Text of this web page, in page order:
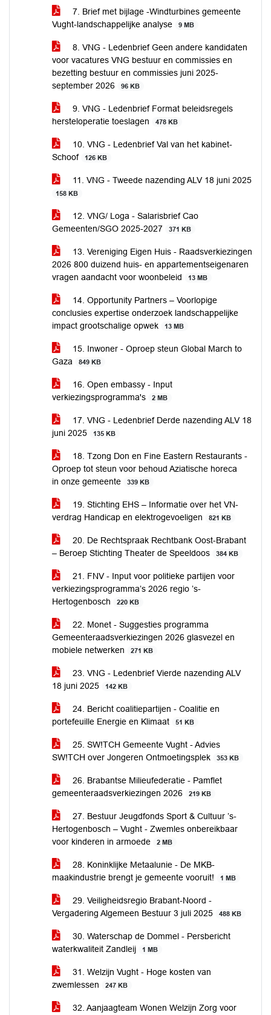
7. Brief met bijlage -Windturbines gemeente
Vught-landschappelijke analyse
9 MB
8. VNG - Ledenbrief Geen andere kandidaten
voor vacatures VNG bestuur en commissies en
bezetting bestuur en commissies juni 2025-
september 2026
96 KB
9. VNG - Ledenbrief Format beleidsregels
hersteloperatie toeslagen
478 KB
10. VNG - Ledenbrief Val van het kabinet-
Schoof
126 KB
11. VNG - Tweede nazending ALV 18 juni 2025
158 KB
12. VNG/ Loga - Salarisbrief Cao
Gemeenten/SGO 2025-2027
371 KB
13. Vereniging Eigen Huis - Raadsverkiezingen
2026 800 duizend huis- en appartementseigenaren
vragen aandacht voor woonbeleid
13 MB
14. Opportunity Partners – Voorlopige
conclusies expertise onderzoek landschappelijke
impact grootschalige opwek
13 MB
15. Inwoner - Oproep steun Global March to
Gaza
849 KB
16. Open embassy - Input
verkiezingsprogramma's
2 MB
17. VNG - Ledenbrief Derde nazending ALV 18
juni 2025
135 KB
18. Tzong Don en Fine Eastern Restaurants -
Oproep tot steun voor behoud Aziatische horeca
in onze gemeente
339 KB
19. Stichting EHS – Informatie over het VN-
verdrag Handicap en elektrogevoeligen
821 KB
20. De Rechtspraak Rechtbank Oost-Brabant
– Beroep Stichting Theater de Speeldoos
384 KB
21. FNV - Input voor politieke partijen voor
verkiezingsprogramma’s 2026 regio ’s-
Hertogenbosch
220 KB
22. Monet - Suggesties programma
Gemeenteraadsverkiezingen 2026 glasvezel en
mobiele netwerken
271 KB
23. VNG - Ledenbrief Vierde nazending ALV
18 juni 2025
142 KB
24. Bericht coalitiepartijen - Coalitie en
portefeuille Energie en Klimaat
51 KB
25. SW!TCH Gemeente Vught - Advies
SW!TCH over Jongeren Ontmoetingsplek
353 KB
26. Brabantse Milieufederatie - Pamflet
gemeenteraadsverkiezingen 2026
219 KB
27. Bestuur Jeugdfonds Sport & Cultuur ’s-
Hertogenbosch – Vught - Zwemles onbereikbaar
voor kinderen in armoede
2 MB
28. Koninklijke Metaalunie - De MKB-
maakindustrie brengt je gemeente vooruit!
1 MB
29. Veiligheidsregio Brabant-Noord -
Vergadering Algemeen Bestuur 3 juli 2025
488 KB
30. Waterschap de Dommel - Persbericht
waterkwaliteit Zandleij
1 MB
31. Welzijn Vught - Hoge kosten van
zwemlessen
247 KB
32. Aanjaagteam Wonen Welzijn Zorg voor